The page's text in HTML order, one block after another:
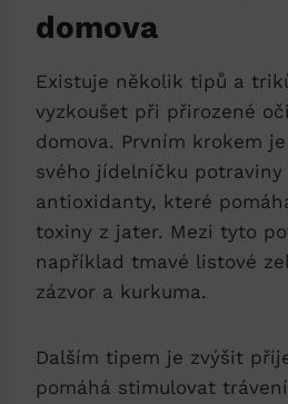
domova
Existuje několik⁤ tipů ⁤a
vyzkoušet při ‍přirozené
domova. Prvním krokem
svého⁣ jídelníčku potraviny
antioxidanty, ‌které
toxiny ⁤z​ jater. Mezi tyto⁤
⁣například ⁤tmavé listové
zázvor a‌ kurkuma.
Dalším ‌tipem⁤ je zvýšit
pomáhá stimulovat